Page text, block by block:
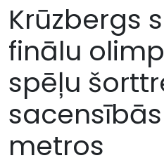
Krūzbergs
finālu
spēļu
sacensībās
metros